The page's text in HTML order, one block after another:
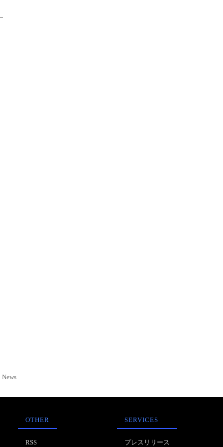
OTHER
RSS
SERVICES
プレスリリース